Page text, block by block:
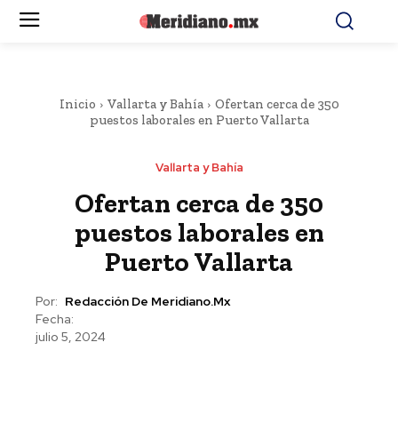
Inicio Vallarta y Bahía
Ofertan cerca de 350
puestos laborales en Puerto Vallarta
Vallarta y Bahía
Ofertan cerca de 350
puestos laborales en
Puerto Vallarta
Por: Redacción De Meridiano.mx
Fecha:
julio 5, 2024